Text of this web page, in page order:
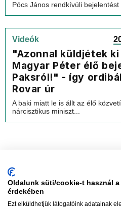
Pócs János rendkívüli bejelentést
Videók
"Azonnal küldjétek
Magyar Péter élő
Paksról!" - így
Rovar úr
A baki miatt le is állt az élő
nárcisztikus miniszt...
Oldalunk süti/cookie-t használ
érdekében
Ezt elküldhetjük látogatóink adatainak